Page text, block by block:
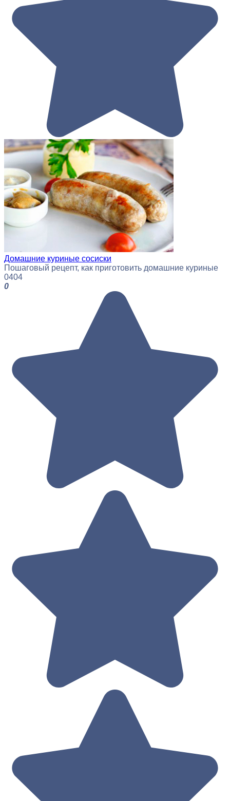
Домашние куриные сосиски
Пошаговый рецепт, как приготовить домашние куриные
0404
0